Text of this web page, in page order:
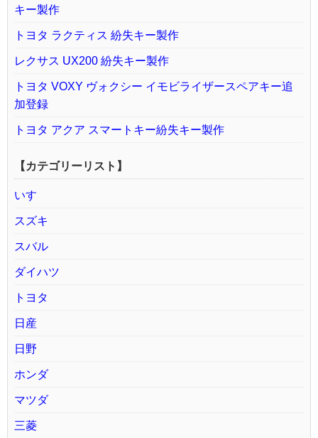
キー製作
トヨタ ラクティス 紛失キー製作
レクサス UX200 紛失キー製作
トヨタ VOXY ヴォクシー イモビライザースペアキー追
加登録
トヨタ アクア スマートキー紛失キー製作
【カテゴリーリスト】
いすゞ
スズキ
スバル
ダイハツ
トヨタ
日産
日野
ホンダ
マツダ
三菱